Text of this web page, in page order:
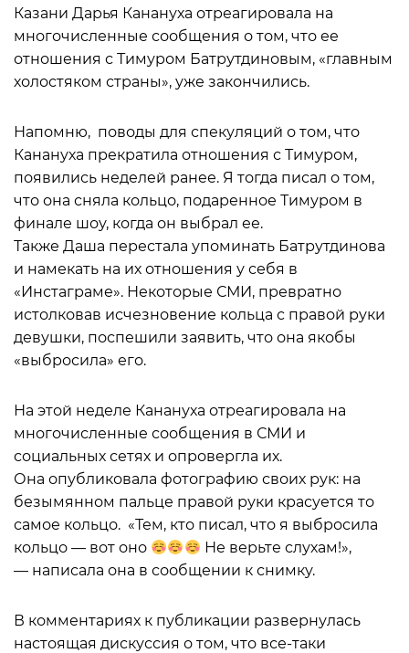
Казани Дарья Канануха отреагировала на
многочисленные сообщения о том, что ее
отношения с Тимуром Батрутдиновым, «главным
холостяком страны», уже закончились.
Напомню, поводы для спекуляций о том, что
Канануха прекратила отношения с Тимуром,
появились неделей ранее. Я тогда писал о том,
что она сняла кольцо, подаренное Тимуром в
финале шоу, когда он выбрал ее.
Также Даша перестала упоминать Батрутдинова
и намекать на их отношения у себя в
«Инстаграме». Некоторые СМИ, превратно
истолковав исчезновение кольца с правой руки
девушки, поспешили заявить, что она якобы
«выбросила» его.
На этой неделе Канануха отреагировала на
многочисленные сообщения в СМИ и
социальных сетях и опровергла их.
Она опубликовала фотографию своих рук: на
безымянном пальце правой руки красуется то
самое кольцо. «Тем, кто писал, что я выбросила
кольцо — вот оно
Не верьте слухам!»,
— написала она в сообщении к снимку.
В комментариях к публикации развернулась
настоящая дискуссия о том, что все-таки